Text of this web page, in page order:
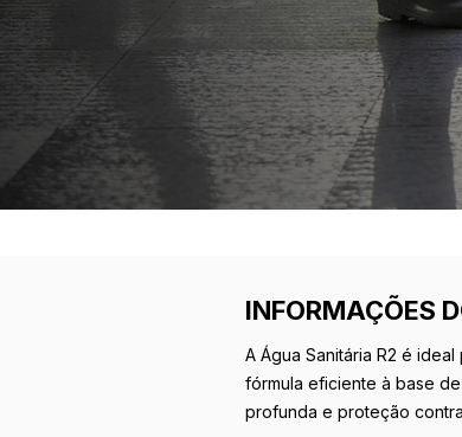
INFORMAÇÕES
A Água Sanitária R2 é
fórmula eficiente à base
profunda e proteção